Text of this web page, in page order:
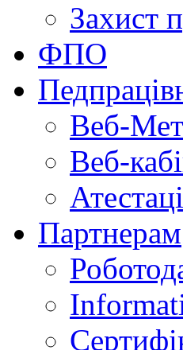
Захист
ФПО
Веб-
Веб-
Партнерам